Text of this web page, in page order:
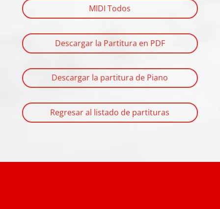
MIDI Todos
Descargar la Partitura en PDF
Descargar la partitura de Piano
Regresar al listado de partituras